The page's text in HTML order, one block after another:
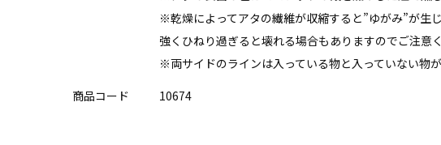
※乾燥によってアタの繊維が収縮すると”ゆがみ”が生
強くひねり過ぎると壊れる場合もありますのでご注意く
※両サイドのラインは入っている物と入っていない物
商品コード
10674